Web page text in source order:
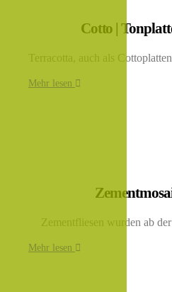
Cotto |
Terracotta, auch als
Mehr lesen
Zementfliesen wurden ab
Mehr lesen